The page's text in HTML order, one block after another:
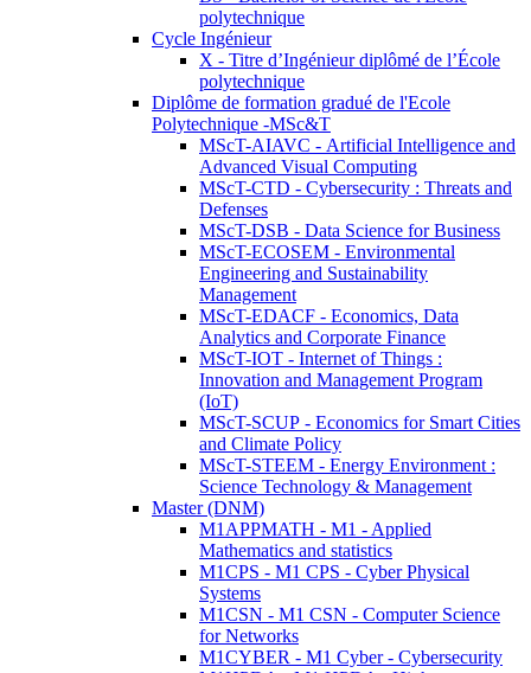
polytechnique
Cycle Ingénieur
X - Titre d’Ingénieur diplômé de l’École
polytechnique
Diplôme de formation gradué de l'Ecole
Polytechnique -MSc&T
MScT-AIAVC - Artificial Intelligence and
Advanced Visual Computing
MScT-CTD - Cybersecurity : Threats and
Defenses
MScT-DSB - Data Science for Business
MScT-ECOSEM - Environmental
Engineering and Sustainability
Management
MScT-EDACF - Economics, Data
Analytics and Corporate Finance
MScT-IOT - Internet of Things :
Innovation and Management Program
(IoT)
MScT-SCUP - Economics for Smart Cities
and Climate Policy
MScT-STEEM - Energy Environment :
Science Technology & Management
Master (DNM)
M1APPMATH - M1 - Applied
Mathematics and statistics
M1CPS - M1 CPS - Cyber Physical
Systems
M1CSN - M1 CSN - Computer Science
for Networks
M1CYBER - M1 Cyber - Cybersecurity